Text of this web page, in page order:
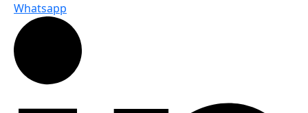
Whatsapp